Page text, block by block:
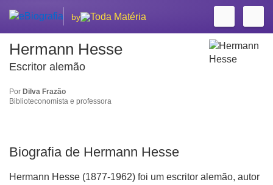
by
Hermann Hesse
Escritor alemão
Por Dilva Frazão
Biblioteconomista e professora
Biografia de Hermann Hesse
Hermann Hesse (1877-1962) foi um escritor alemão, autor